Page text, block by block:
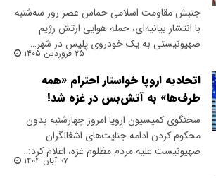
جنبش مقاومت اسلامی حماس عصر روز سه‌شنبه
با انتشار بیانیه‌ای، حمله هوایی ارتش رژیم
صهیونیستی به یک خودروی پلیس در شهر…
۲۵ فروردین ۱۴۰۵
اتحادیه اروپا خواستار احترام «همه
طرف‌ها» به آتش‌بس در غزه شد!
سخنگوی کمیسیون اروپا امروز چهارشنبه بدون
محکوم کردن ادامه جنایت‌های اشغالگران
صهیونیست علیه مردم مظلوم غزه، اعلام کرد:…
۰۷ آبان ۱۴۰۴